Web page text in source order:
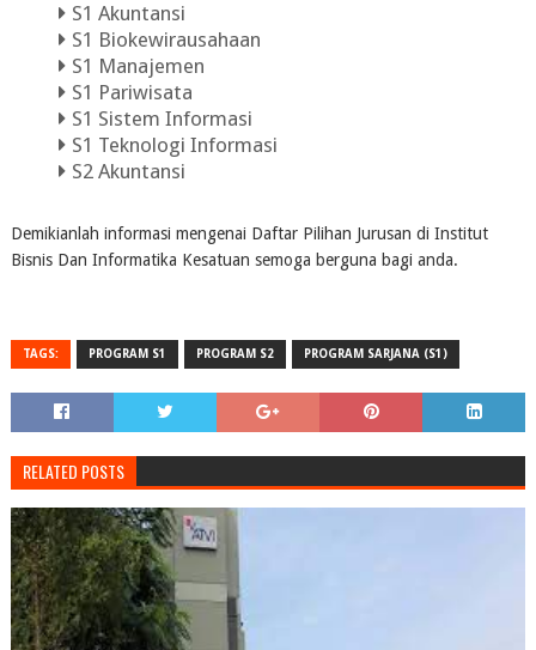
S1 Akuntansi
S1 Biokewirausahaan
S1 Manajemen
S1 Pariwisata
S1 Sistem Informasi
S1 Teknologi Informasi
S2 Akuntansi
Demikianlah informasi mengenai Daftar Pilihan Jurusan di Institut
Bisnis Dan Informatika Kesatuan semoga berguna bagi anda.
TAGS: PROGRAM S1 PROGRAM S2 PROGRAM SARJANA (S1)
RELATED POSTS